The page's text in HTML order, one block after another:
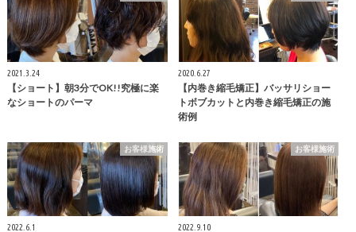
2021.3.24
【ショート】朝3分でOK!!究極に楽
なショートのパーマ
2020.6.27
【内巻き縮毛矯正】バッサリショー
トボブカットと内巻き縮毛矯正の施
術例
お客様施術
2022.6.1
お客様施術
2022.9.10